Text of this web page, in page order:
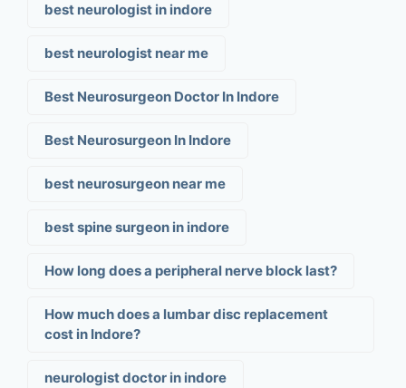
best neurologist in indore
best neurologist near me
Best Neurosurgeon Doctor In Indore
Best Neurosurgeon In Indore
best neurosurgeon near me
best spine surgeon in indore
How long does a peripheral nerve block last?
How much does a lumbar disc replacement
cost in Indore?
neurologist doctor in indore